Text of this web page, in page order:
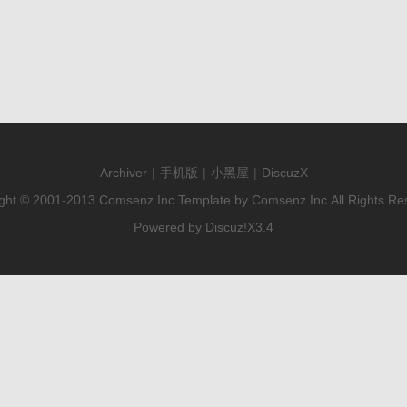
Archiver | 手机版 | 小黑屋 | DiscuzX
© 2001-2013 Comsenz Inc. Template by Comsenz Inc. All Rights
Powered by Discuz!X3.4